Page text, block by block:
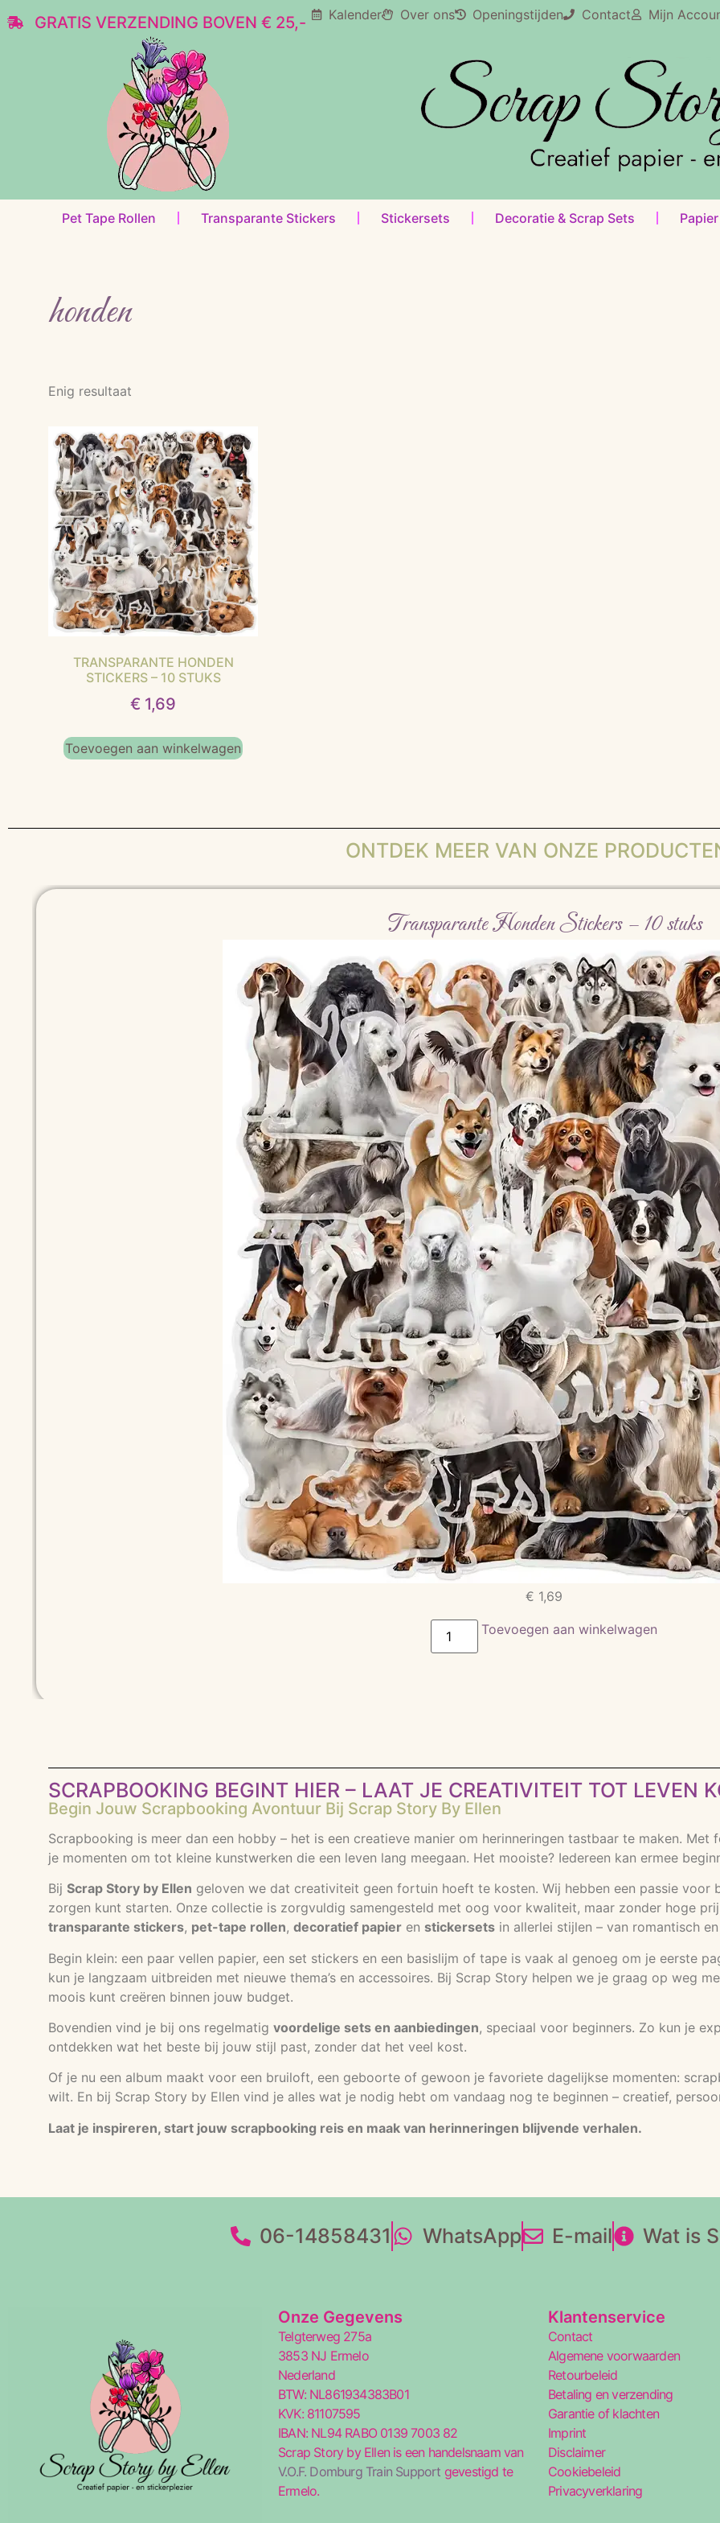
GRATIS VERZENDING BOVEN € 25,- Kalender Over ons Openingstijden Contact Mijn
Pet Tape Rollen Transparante Stickers Stickersets Decoratie & Scrap Sets
honden
Enig resultaat
TRANSPARANTE HONDEN
STICKERS – 10 STUKS
€ 1,69
Toevoegen aan winkelwagen
ONTDEK MEER VAN ONZE
Transparante Honden Stickers – 10 stuks
€ 1,69
Toevoegen aan winkelwagen
SCRAPBOOKING BEGINT HIER – LAAT JE CREATIVITEIT TOT LEVEN
Begin Jouw Scrapbooking Avontuur Bij Scrap Story By Ellen
Scrapbooking is meer dan een hobby – het is een creatieve manier om herinneringen tastbaar te maken. Met
je momenten om tot kleine kunstwerken die een leven lang meegaan. Het mooiste? Iedereen kan ermee
Bij Scrap Story by Ellen geloven we dat creativiteit geen fortuin hoeft te kosten. Wij hebben een passie voor
zorgen kunt starten. Onze collectie is zorgvuldig samengesteld met oog voor kwaliteit, maar zonder hoge
transparante stickers, pet-tape rollen, decoratief papier en stickersets in allerlei stijlen – van romantisch
Begin klein: een paar vellen papier, een set stickers en een basislijm of tape is vaak al genoeg om je eerste
kun je langzaam uitbreiden met nieuwe thema’s en accessoires. Bij Scrap Story helpen we je graag op weg
moois kunt creëren binnen jouw budget.
Bovendien vind je bij ons regelmatig voordelige sets en aanbiedingen, speciaal voor beginners. Zo kun je
ontdekken wat het beste bij jouw stijl past, zonder dat het veel kost.
Of je nu een album maakt voor een bruiloft, een geboorte of gewoon je favoriete dagelijkse momenten:
wilt. En bij Scrap Story by Ellen vind je alles wat je nodig hebt om vandaag nog te beginnen – creatief,
Laat je inspireren, start jouw scrapbooking reis en maak van herinneringen blijvende verhalen.
06-14858431 WhatsApp E-mail Wat is
Onze Gegevens
Telgterweg 275a
3853 NJ Ermelo
Nederland
BTW: NL861934383B01
KVK: 81107595
IBAN: NL94 RABO 0139 7003 82
Scrap Story by Ellen is een handelsnaam van
V.O.F. Domburg Train Support gevestigd te
Ermelo.
Klantenservice
Contact
Algemene voorwaarden
Retourbeleid
Betaling en verzending
Garantie of klachten
Imprint
Disclaimer
Cookiebeleid
Privacyverklaring